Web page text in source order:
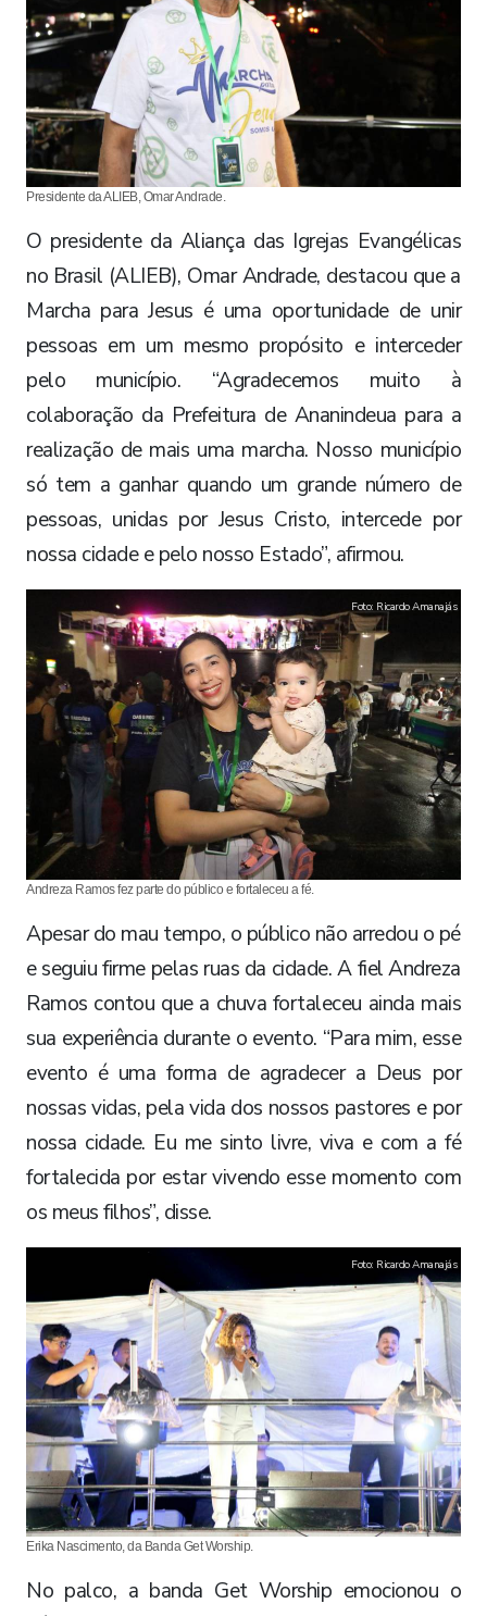
Presidente da ALIEB, Omar Andrade.
O presidente da Aliança das Igrejas Evangélicas
no Brasil (ALIEB), Omar Andrade, destacou que a
Marcha para Jesus é uma oportunidade de unir
pessoas em um mesmo propósito e interceder
pelo município. “Agradecemos muito à
colaboração da Prefeitura de Ananindeua para a
realização de mais uma marcha. Nosso município
só tem a ganhar quando um grande número de
pessoas, unidas por Jesus Cristo, intercede por
nossa cidade e pelo nosso Estado”, afirmou.
Andreza Ramos fez parte do público e fortaleceu a fé.
Foto: Ricardo Amanajás
Apesar do mau tempo, o público não arredou o pé
e seguiu firme pelas ruas da cidade. A fiel Andreza
Ramos contou que a chuva fortaleceu ainda mais
sua experiência durante o evento. “Para mim, esse
evento é uma forma de agradecer a Deus por
nossas vidas, pela vida dos nossos pastores e por
nossa cidade. Eu me sinto livre, viva e com a fé
fortalecida por estar vivendo esse momento com
os meus filhos”, disse.
Erika Nascimento, da Banda Get Worship.
Foto: Ricardo Amanajás
No palco, a banda Get Worship emocionou o